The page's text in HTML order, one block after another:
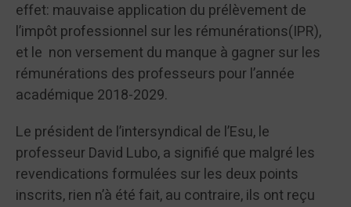
effet: mauvaise application du prélèvement de
l’impôt professionnel sur les rémunérations(IPR),
et le non versement du manque à gagner sur les
rémunérations des professeurs pour l’année
académique 2018-2029.
Le président de l’intersyndical de l’Esu, le
professeur David Lubo, a signifié que malgré les
revendications formulées sur les deux points
inscrits, rien n’à été fait, au contraire, ils ont reçu